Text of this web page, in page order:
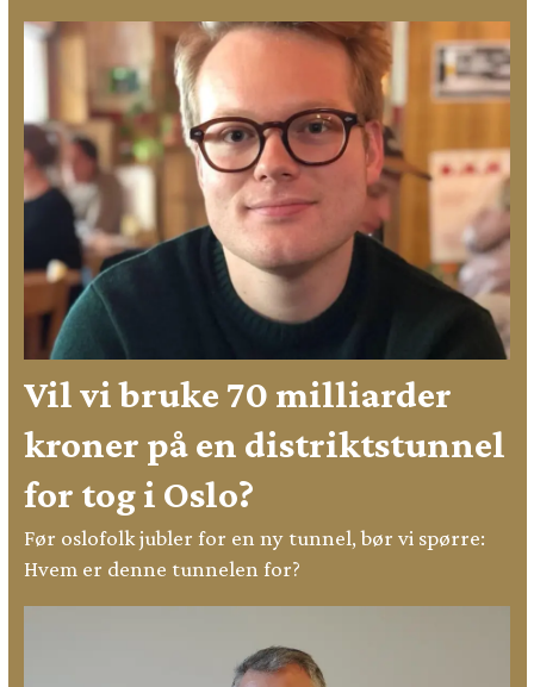
Vil vi bruke 70 milliarder
kroner på en distriktstunnel
for tog i Oslo?
Før oslofolk jubler for en ny tunnel, bør vi spørre:
Hvem er denne tunnelen for?